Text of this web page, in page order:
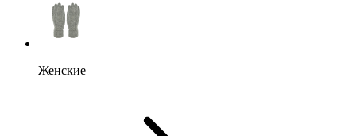
Женские